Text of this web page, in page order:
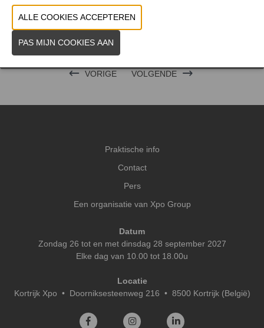
WEBSITE & CATALOGUS
PRODUCTGROEP
VORIGE VOLGENDE
Praktische info
Contact
Pers
Een organisatie van Xpo Group
Datum
Zondag 26 tot en met dinsdag 28 september 2027
Elke dag van 10.00 tot 18.00u
Locatie
Kortrijk Xpo • Doorniksesteenweg 216 • 8500 Kortrijk (België)